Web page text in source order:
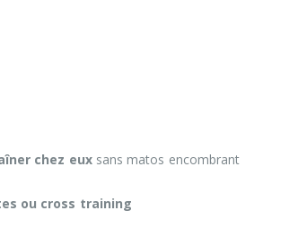
chez euxsans matos encombrant
ou cross training